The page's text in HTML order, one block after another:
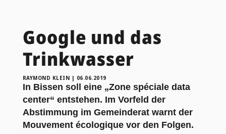
Google und das
Trinkwasser
RAYMOND KLEIN | 06.06.2019
In Bissen soll eine „Zone spéciale data
center“ entstehen. Im Vorfeld der
Abstimmung im Gemeinderat warnt der
Mouvement écologique vor den Folgen.